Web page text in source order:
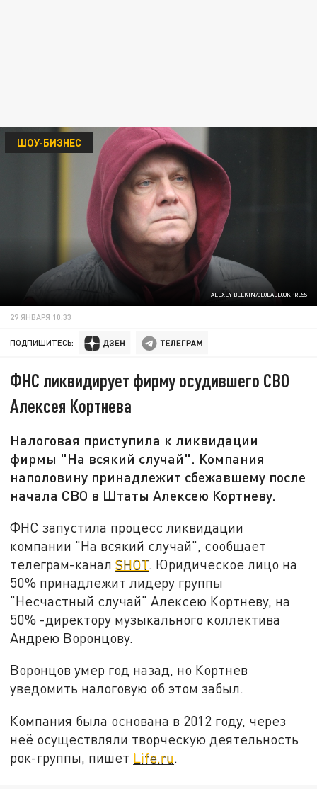
ALEXEY BELKIN/GLOBALLOOKPRESS
ШОУ-БИЗНЕС
29 ЯНВАРЯ 10:33
ПОДПИШИТЕСЬ:
ФНС ликвидирует фирму осудившего СВО
Алексея Кортнева
Налоговая приступила к ликвидации
фирмы "На всякий случай". Компания
наполовину принадлежит сбежавшему после
начала СВО в Штаты Алексею Кортневу.
ФНС запустила процесс ликвидации
компании "На всякий случай", сообщает
телеграм-каналSHOT. Юридическое лицо на
50% принадлежит лидеру группы
"Несчастный случай" Алексею Кортневу, на
50% -директору музыкального коллектива
Андрею Воронцову.
Воронцов умер год назад, но Кортнев
уведомить налоговую об этом забыл.
Компания была основана в 2012 году, через
неё осуществляли творческую деятельность
рок-группы, пишет Life.ru.